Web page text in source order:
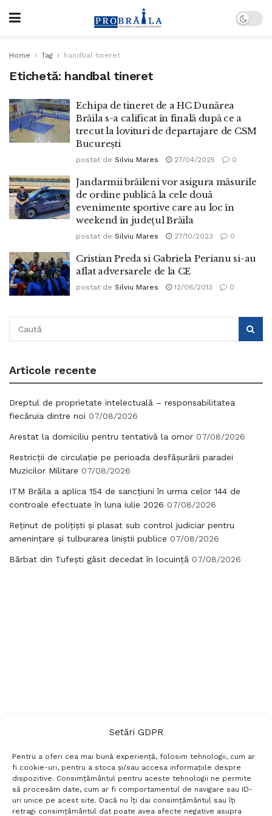
Setări GDPR
Pentru a oferi cea mai bună experiență, folosim tehnologii, cum ar
fi cookie-uri, pentru a stoca și/sau accesa informațiile despre
dispozitive. Consimțământul pentru aceste tehnologii ne permite
să procesăm date, cum ar fi comportamentul de navigare sau ID-
uri unice pe acest site. Dacă nu îți dai consimțământul sau îți
retragi consimțământul dat poate avea afecte negative asupra
Home Tag handbal tineret
Etichetă: handbal tineret
Echipa de tineret de a HC Dunărea
Brăila s-a calificat în finală după ce a
trecut la lovituri de departajare de CSM
București
postat de Silviu Mares 27/04/2025 0
Jandarmii brăileni vor asigura măsurile
de ordine publică la cele două
evenimente sportive care au loc în
weekend în județul Brăila
postat de Silviu Mares 27/10/2023 0
Cristian Preda si Gabriela Perianu si-au
aflat adversarele de la CE
postat de Silviu Mares 12/06/2013 0
Articole recente
Dreptul de proprietate intelectuală – responsabilitatea
fiecăruia dintre noi 07/08/2026
Arestat la domiciliu pentru tentativă la omor 07/08/2026
Restricții de circulație pe perioada desfășurării paradei
Muzicilor Militare 07/08/2026
ITM Brăila a aplica 154 de sancțiuni în urma celor 144 de
controale efectuate în luna iulie 2026 07/08/2026
Reținut de polițiști și plasat sub control judiciar pentru
amenințare și tulburarea liniștii publice 07/08/2026
Bărbat din Tufești găsit decedat în locuință 07/08/2026
Termeni si conditii Politică de confidențialitate